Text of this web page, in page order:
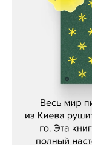
Женя